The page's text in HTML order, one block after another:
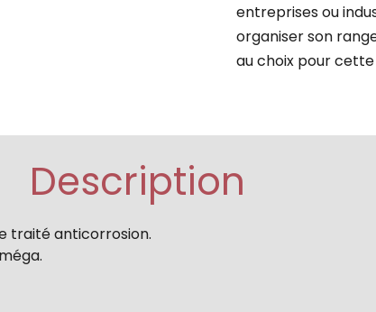
entreprises ou
organiser son
au choix pour
Description
traité anticorrosion.